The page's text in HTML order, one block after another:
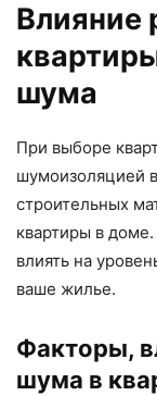
Влияние
шума
При выборе
шумоизоляцией
строительных
квартиры в
влиять на
ваше жилье.
Факторы,
шума в